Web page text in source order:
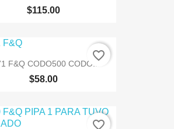
$115.00
F&Q CODO500 CODO...
$58.00
favorite_border
favorite_border